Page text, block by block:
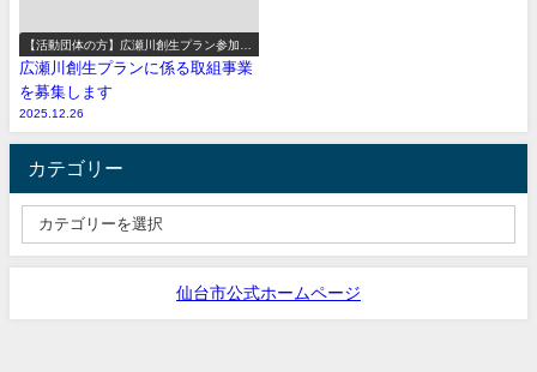
【活動団体の方】広瀬川創生プラン参加事
業の募集
広瀬川創生プランに係る取組事業
を募集します
2025.12.26
カテゴリー
仙台市公式ホームページ